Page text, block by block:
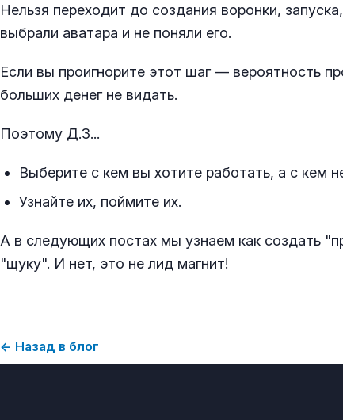
Нельзя переходит до создания воронки,
выбрали аватара и не поняли его.
Если вы проигнорите этот шаг — вероятность
больших денег не видать.
Поэтому Д.З...
Выберите с кем вы хотите работать, а с кем
Узнайте их, поймите их.
А в следующих постах мы узнаем как создать
"щуку". И нет, это не лид магнит!
← Назад в блог